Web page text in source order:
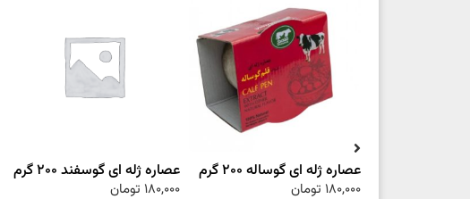
عصاره ژله ای گوساله 200 گرم
180,000 تومان
عصاره ژله ای گوسفند 200 گرم
180,000 تومان